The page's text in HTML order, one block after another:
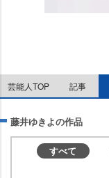
芸能人TOP 記事
藤井ゆきよの作品
すべて